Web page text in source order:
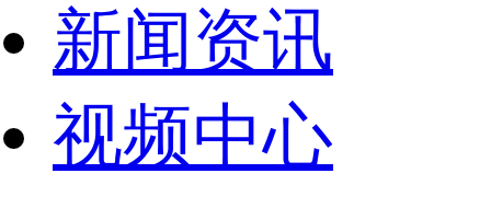
新闻资讯
视频中心